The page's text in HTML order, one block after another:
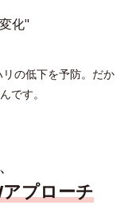
化"
の低下を予防。 だか
です。
プローチ